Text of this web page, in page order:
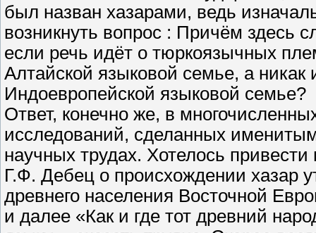
был назван хазарами, ведь
возникнуть вопрос : Причём здесь
если речь идёт о тюркоязычных
Алтайской языковой семье, а
Индоевропейской языковой семье?
Ответ, конечно же, в
исследований, сделанных
научных трудах. Хотелось
Г.Ф. Дебец о происхождении хазар
древнего населения Восточной
и далее «Как и где тот древний